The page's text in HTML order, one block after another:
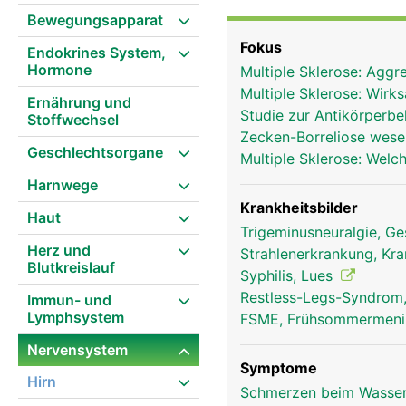
Bewegungsapparat
Endokrines System,
Hormone
Ernährung und
Stoffwechsel
Geschlechtsorgane
Harnwege
Haut
Herz und
Blutkreislauf
Immun- und
Lymphsystem
Nervensystem
Hirn
gehören zum
Nervenzellen, die alle
erhalten, filtern,
Dabei werden von der
(somatische) und das
Nervensystem steuert
und Beine. Das
beeinflussbaren
Anteile: den
Sympathikus wirkt
Drosselung der
Ruhezustand. Jede
mehrere Fortsätze, die
zu empfangen, aber
können über einen
der Signale von einer
Fokus
Multiple Sklerose:
Multiple Sklerose:
Studie zur
Zecken-Borreliose
Multiple Sklerose:
Krankheitsbilder
Trigeminusneuralgie,
Strahlenerkrankung,
Syphilis, Lues
Restless-Legs-
FSME,
Symptome
Schmerzen beim